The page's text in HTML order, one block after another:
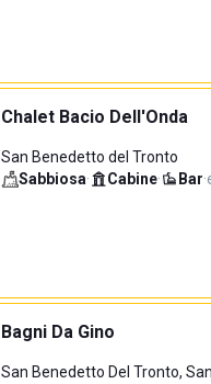
Chalet Bacio Dell'Onda
San Benedetto del Tronto
Sabbiosa· Cabine· Bar·
Bagni Da Gino
San Benedetto Del Tronto, San